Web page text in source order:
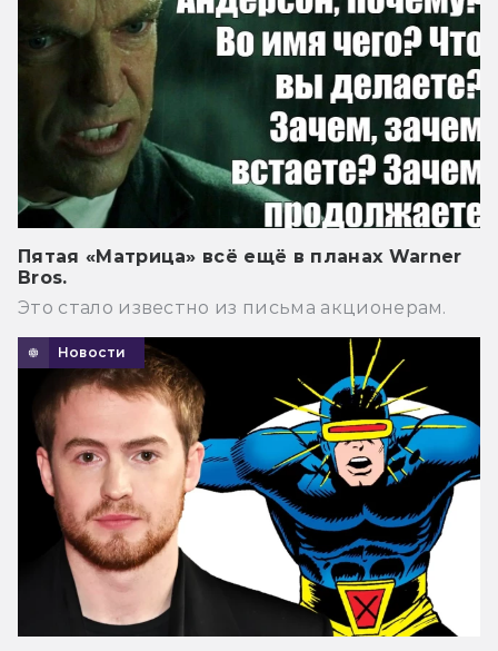
Пятая «Матрица» всё ещё в планах Warner
Bros.
Это стало известно из письма акционерам.
Новости